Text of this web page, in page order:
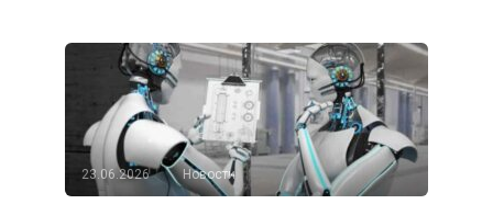
23.06.2026 Новости